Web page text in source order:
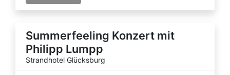
Summerfeeling Konzert mit
Philipp Lumpp
Strandhotel Glücksburg